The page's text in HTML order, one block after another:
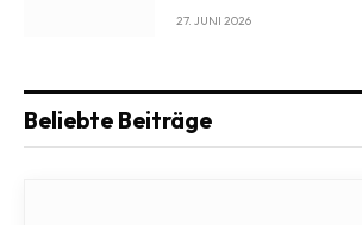
27. JUNI 2026
Beliebte Beiträge